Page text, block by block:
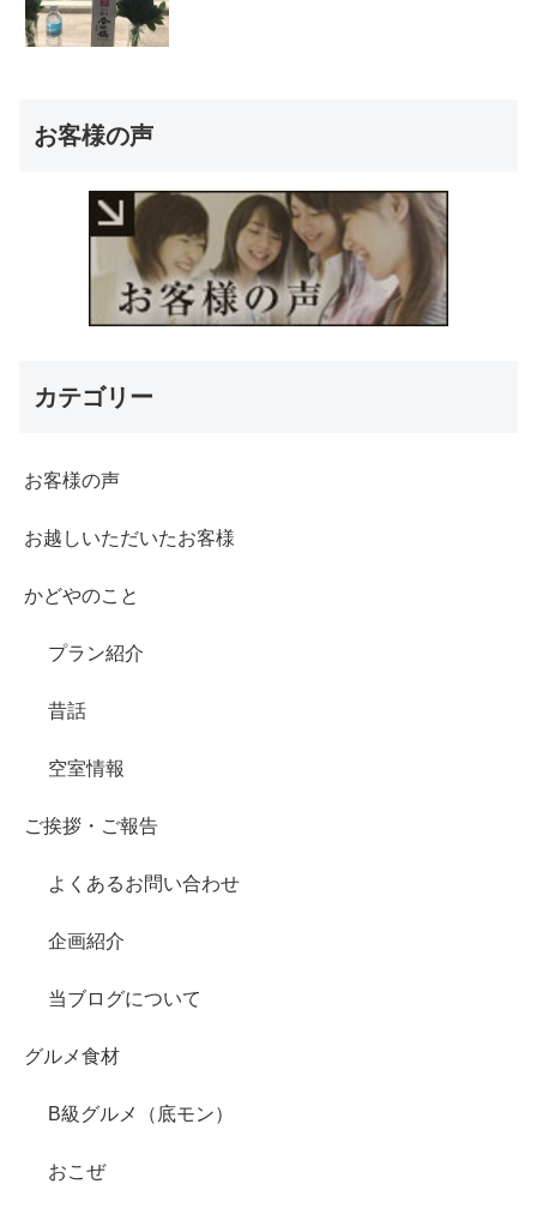
お客様の声
カテゴリー
お客様の声
お越しいただいたお客様
かどやのこと
プラン紹介
昔話
空室情報
ご挨拶・ご報告
よくあるお問い合わせ
企画紹介
当ブログについて
グルメ食材
B級グルメ（底モン）
おこぜ